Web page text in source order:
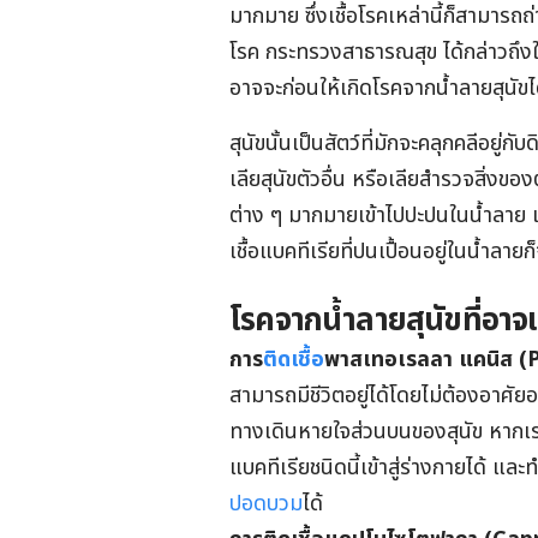
มากมาย ซึ่งเชื้อโรคเหล่านี้ก็สามา
โรค กระทรวงสาธารณสุข ได้กล่าว
อาจจะก่อนให้เกิดโรคจากน้ำลายสุนัข
สุนัขนั้นเป็นสัตว์ที่มักจะคลุกคลีอยู่กับ
เลียสุนัขตัวอื่น หรือเลียสำรวจสิ่งขอ
ต่าง ๆ มากมายเข้าไปปะปนในน้ำล
เชื้อแบคทีเรียที่ปนเปื้อนอยู่ในน้ำลา
โรคจากน้ำลายสุนัขที่อา
การติดเชื้อพาสเทอเรลลา แคนิส
สามารถมีชีวิตอยู่ได้โดยไม่ต้องอาศัย
ทางเดินหายใจส่วนบนของสุนัข หาก
แบคทีเรียชนิดนี้เข้าสู่ร่างกายได้ และ
ปอดบวมได้